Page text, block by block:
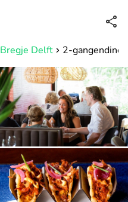
Bereikbaar tot 23:00 uur
Bregje Delft 2-